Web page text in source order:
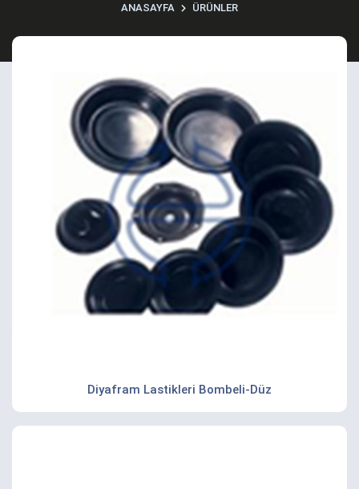
ANASAYFA ÜRÜNLER
Diyafram Lastikleri Bombeli-Düz